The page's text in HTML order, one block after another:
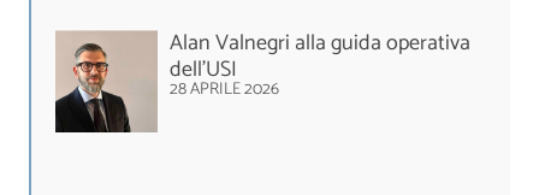
Alan Valnegri alla guida operativa
dell'USI
28 APRILE 2026